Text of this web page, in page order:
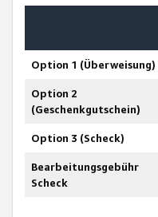
Option 1 (Überweisung)
Option 2
(Geschenkgutschein)
Option 3 (Scheck)
Bearbeitungsgebühr
Scheck